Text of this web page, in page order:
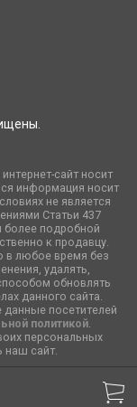
сайт носит
информация носит
не является
Статьи 437
более подробной
к продавцу.
в любое время без
удалять,
обновлять
данного сайта.
посетителей
политикой.
персональных
наш сайт.